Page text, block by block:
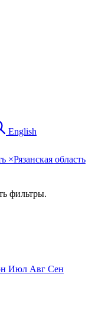
English
×Рязанская область
фильтры.
Июл Авг Сен